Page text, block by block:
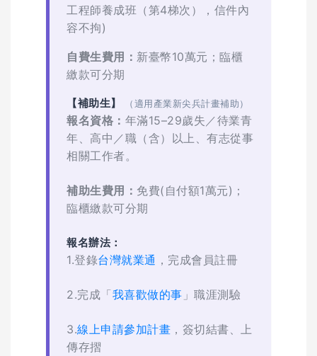
工程師養成班（第4梯次），信件內
容不拘)
自費生費用： 新臺幣10萬元；臨櫃
繳款可分期
【補助生】 （適用產業新尖兵計畫補助）
報名資格： 年滿15–29歲失／待業青
年、高中／職（含）以上、有志從事
相關工作者。
補助生費用： 免費(自付額1萬元)；
臨櫃繳款可分期
報名辦法：
1.登錄台灣就業通 ，完成會員註冊
2.完成「我喜歡做的事 」職涯測驗
3.線上申請參加計畫 ，簽切結書、上
傳存摺